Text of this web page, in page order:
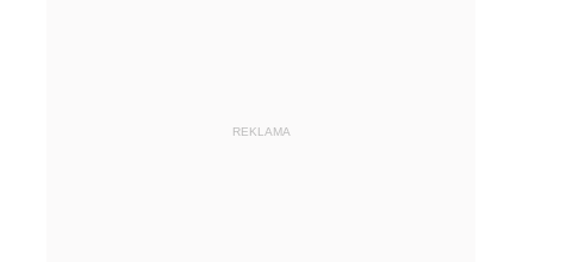
REKLAMA